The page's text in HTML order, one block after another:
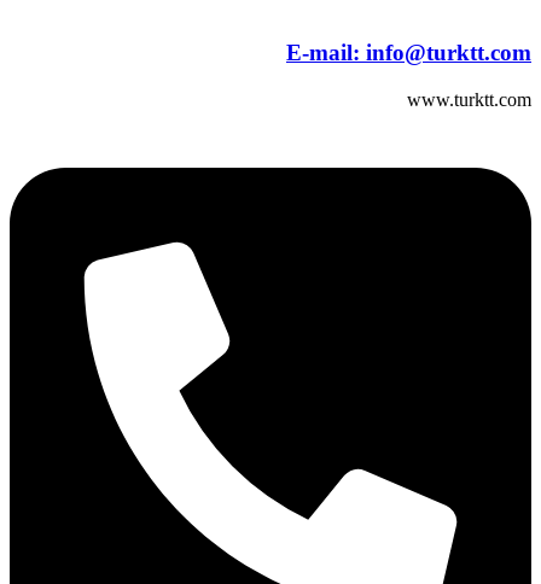
E-mail: info@turktt.com
www.turktt.com